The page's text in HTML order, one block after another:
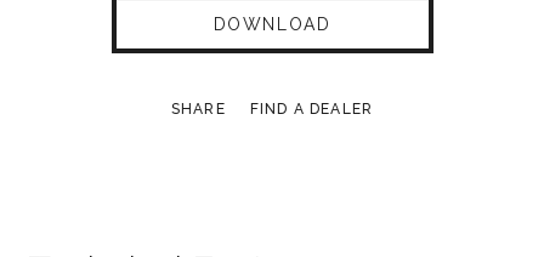
DOWNLOAD
SHARE FIND A DEALER